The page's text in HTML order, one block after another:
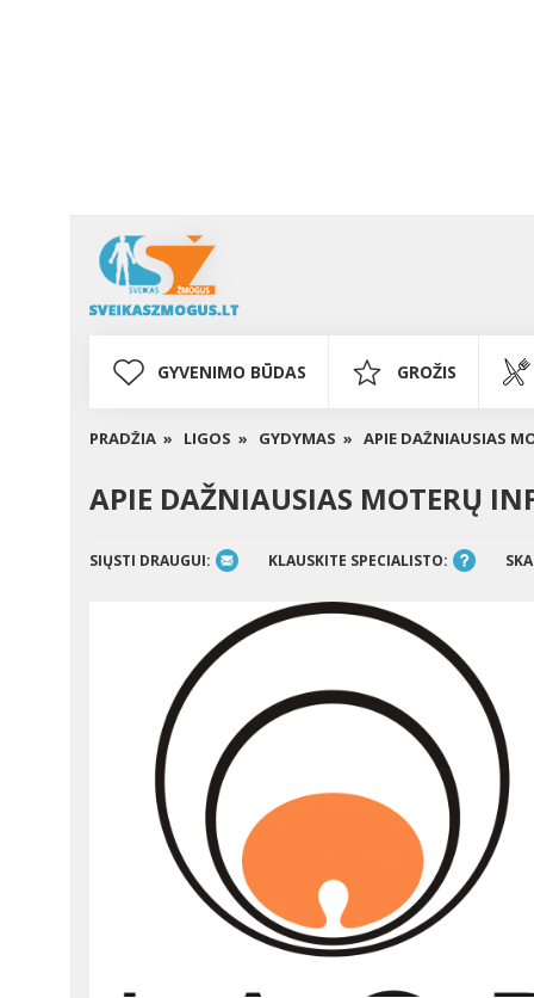
GYVENIMO BŪDAS GROŽIS
PRADŽIA » LIGOS » GYDYMAS » APIE DAŽNIAUSIAS
APIE DAŽNIAUSIAS MOTERŲ
SIŲSTI DRAUGUI: KLAUSKITE SPECIALISTO: